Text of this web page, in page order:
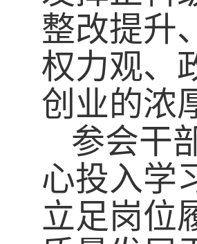
整改提升
权力观、
创业的浓
参会干
心投入学
立足岗位